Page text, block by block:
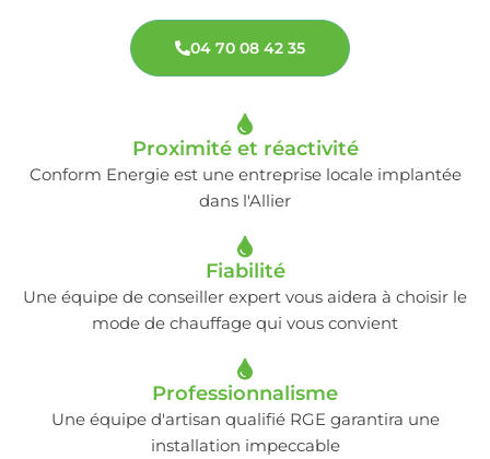
04 70 08 42 35
Proximité et réactivité
Conform Energie est une entreprise locale implantée
dans l'Allier
Fiabilité
Une équipe de conseiller expert vous aidera à choisir le
mode de chauffage qui vous convient
Professionnalisme
Une équipe d'artisan qualifié RGE garantira une
installation impeccable